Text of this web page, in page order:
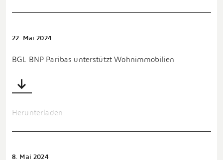
22. Mai 2024
BGL BNP Paribas unterstützt Wohnimmobilien
Herunterladen
8. Mai 2024